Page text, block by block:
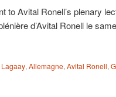
to Avital Ronell’s plenary
d’Avital Ronell le
, Allemagne, Avital Ronell,